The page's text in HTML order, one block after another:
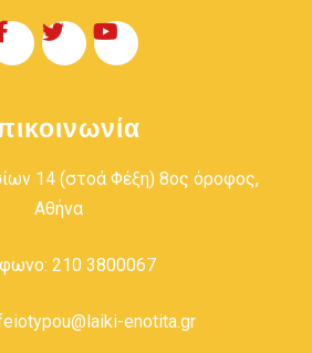
14 (στοά Φέξη) 8ος όροφος,
Αθήνα
210 3800067
enotita.gr